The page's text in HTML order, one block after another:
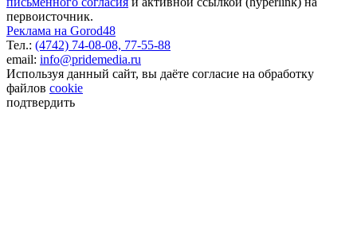
первоисточник.
Реклама на Gorod48
Тел.: (4742) 74-08-08, 77-55-88
email: info@pridemedia.ru
Используя данный сайт, вы даёте согласие на обработку
файлов cookie
подтвердить